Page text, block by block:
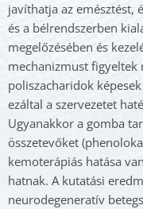
javíthatja az emésztést,
és a bélrendszerben
megelőzésében és
mechanizmust figyeltek
poliszacharidok
ezáltal a szervezetet
Ugyanakkor a gomba
összetevőket
kemoterápiás hatása
hatnak. A kutatási
neurodegeneratív